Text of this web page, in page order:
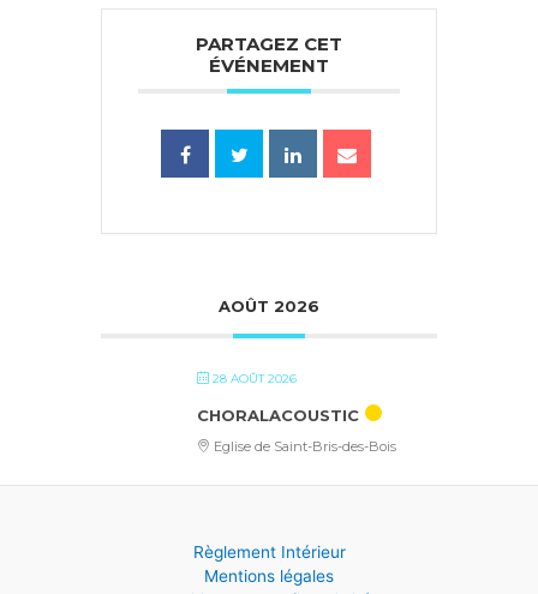
PARTAGEZ CET
ÉVÉNEMENT
AOÛT 2026
28 AOÛT 2026
CHORALACOUSTIC
Eglise de Saint-Bris-des-Bois
Règlement Intérieur
Mentions légales